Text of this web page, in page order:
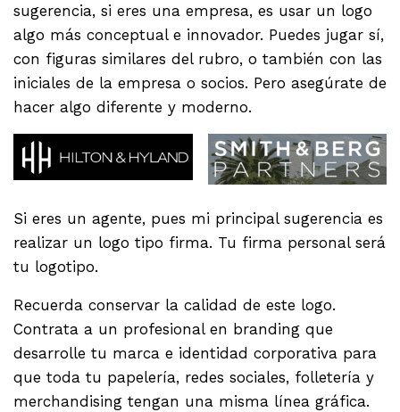
sugerencia, si eres una empresa, es usar un logo
algo más conceptual e innovador. Puedes jugar sí,
con figuras similares del rubro, o también con las
iniciales de la empresa o socios. Pero asegúrate de
hacer algo diferente y moderno.
Si eres un agente, pues mi principal sugerencia es
realizar un logo tipo firma. Tu firma personal será
tu logotipo.
Recuerda conservar la calidad de este logo.
Contrata a un profesional en branding que
desarrolle tu marca e identidad corporativa para
que toda tu papelería, redes sociales, folletería y
merchandising tengan una misma línea gráfica.